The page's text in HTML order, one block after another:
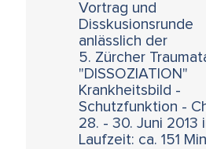
Vortrag und
Disskusionsrunde
anlässlich der
5. Zürcher
"DISSOZIATION"
Krankheitsbild -
Schutzfunktion -
28. - 30. Juni 2013
Laufzeit: ca. 151